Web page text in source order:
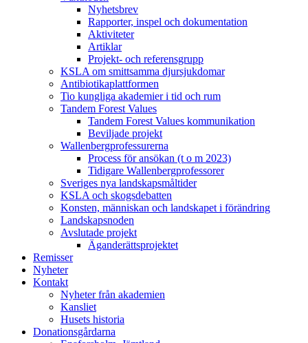
Nyhetsbrev
Rapporter, inspel och dokumentation
Aktiviteter
Artiklar
Projekt- och referensgrupp
KSLA om smittsamma djursjukdomar
Antibiotikaplattformen
Tio kungliga akademier i tid och rum
Tandem Forest Values
Tandem Forest Values kommunikation
Beviljade projekt
Wallenbergprofessurerna
Process för ansökan (t o m 2023)
Tidigare Wallenbergprofessorer
Sveriges nya landskapsmåltider
KSLA och skogsdebatten
Konsten, människan och landskapet i förändring
Landskapsnoden
Avslutade projekt
Äganderättsprojektet
Remisser
Nyheter
Kontakt
Nyheter från akademien
Kansliet
Husets historia
Donationsgårdarna